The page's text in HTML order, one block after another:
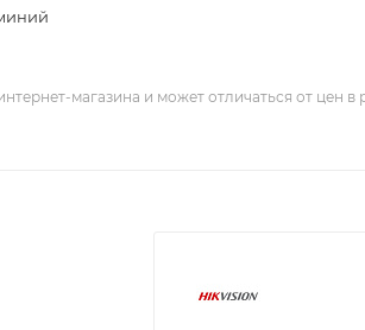
магазина и может отличаться от цен в